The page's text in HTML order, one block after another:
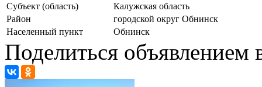
Субъект (область)
Калужская область
Район
городской округ Обнинск
Населенный пункт
Обнинск
Поделиться объявлением